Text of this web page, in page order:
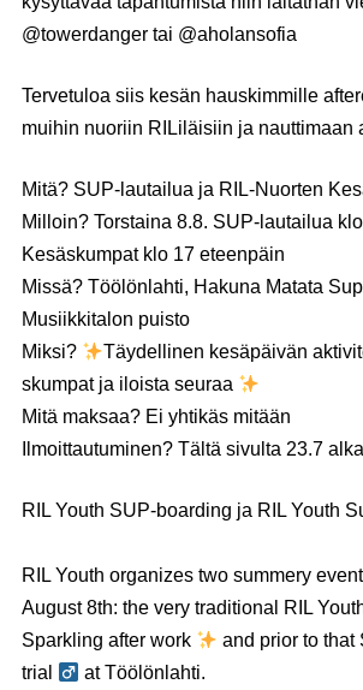
@towerdanger tai @aholansofia
Tervetuloa siis kesän hauskimmille
muihin nuoriin RILiläisiin ja nauttimaan
Mitä? SUP-lautailua ja RIL-Nuorten
Milloin? Torstaina 8.8. SUP-lautailua
Kesäskumpat klo 17 eteenpäin
Missä? Töölönlahti, Hakuna Matata
Musiikkitalon puisto
Miksi?
Täydellinen kesäpäivän
skumpat ja iloista seuraa
Mitä maksaa? Ei yhtikäs mitään
Ilmoittautuminen? Tältä sivulta 23.7
RIL Youth SUP-boarding ja RIL Youth
RIL Youth organizes two summery
August 8th: the very traditional RIL
Sparkling after work
and prior to that
trial ‍
at Töölönlahti.